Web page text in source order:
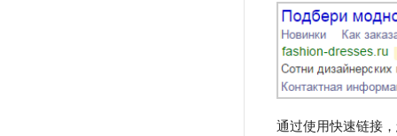
通过使用快速链接